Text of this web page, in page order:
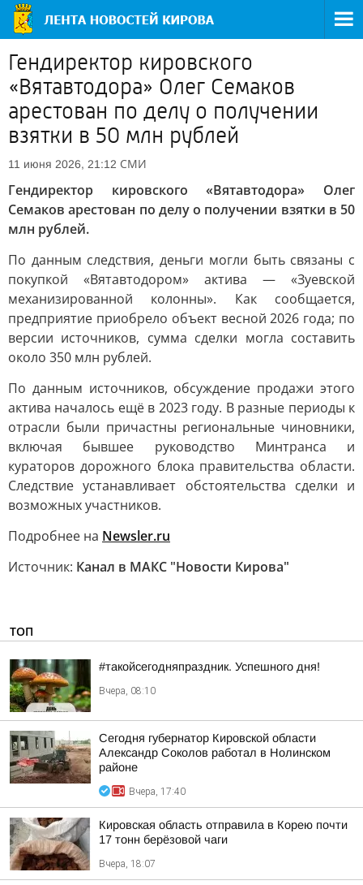
Гендиректор кировского
«Вятавтодора» Олег Семаков
арестован по делу о получении
взятки в 50 млн рублей
11 июня 2026, 21:12 СМИ
Гендиректор кировского «Вятавтодора» Олег
Семаков арестован по делу о получении взятки в 50
млн рублей.
По данным следствия, деньги могли быть связаны с
покупкой «Вятавтодором» актива — «Зуевской
механизированной колонны». Как сообщается,
предприятие приобрело объект весной 2026 года; по
версии источников, сумма сделки могла составить
около 350 млн рублей.
По данным источников, обсуждение продажи этого
актива началось ещё в 2023 году. В разные периоды к
отрасли были причастны региональные чиновники,
включая бывшее руководство Минтранса и
кураторов дорожного блока правительства области.
Следствие устанавливает обстоятельства сделки и
возможных участников.
Подробнее на Newsler.ru
Источник: Канал в МАКС "Новости Кирова"
ТОП
#такойсегодняпраздник. Успешного дня!
Вчера, 08:10
Сегодня губернатор Кировской области
Александр Соколов работал в Нолинском
районе
Вчера, 17:40
Кировская область отправила в Корею почти
17 тонн берёзовой чаги
Вчера, 18:07